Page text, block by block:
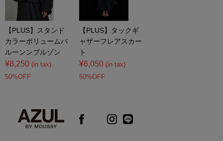
【PLUS】スタンド
カラーボリュームバ
ルーンンブルゾン
¥8,250 (in tax)
50%OFF
【PLUS】タックギ
ャザーフレアスカー
ト
¥6,050 (in tax)
50%OFF